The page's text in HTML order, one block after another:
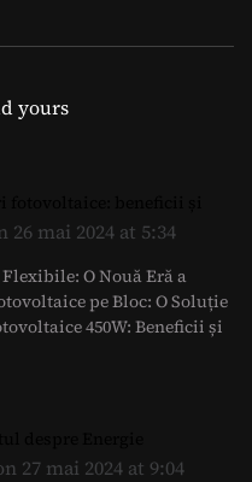
yours
26 mai 2024 at 5:34
O Nouă Eră a
pe Bloc: O Soluție
450W: Beneficii și
27 mai 2024 at 9:04